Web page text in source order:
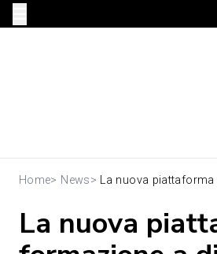
Home> News> La nuova
La nuova